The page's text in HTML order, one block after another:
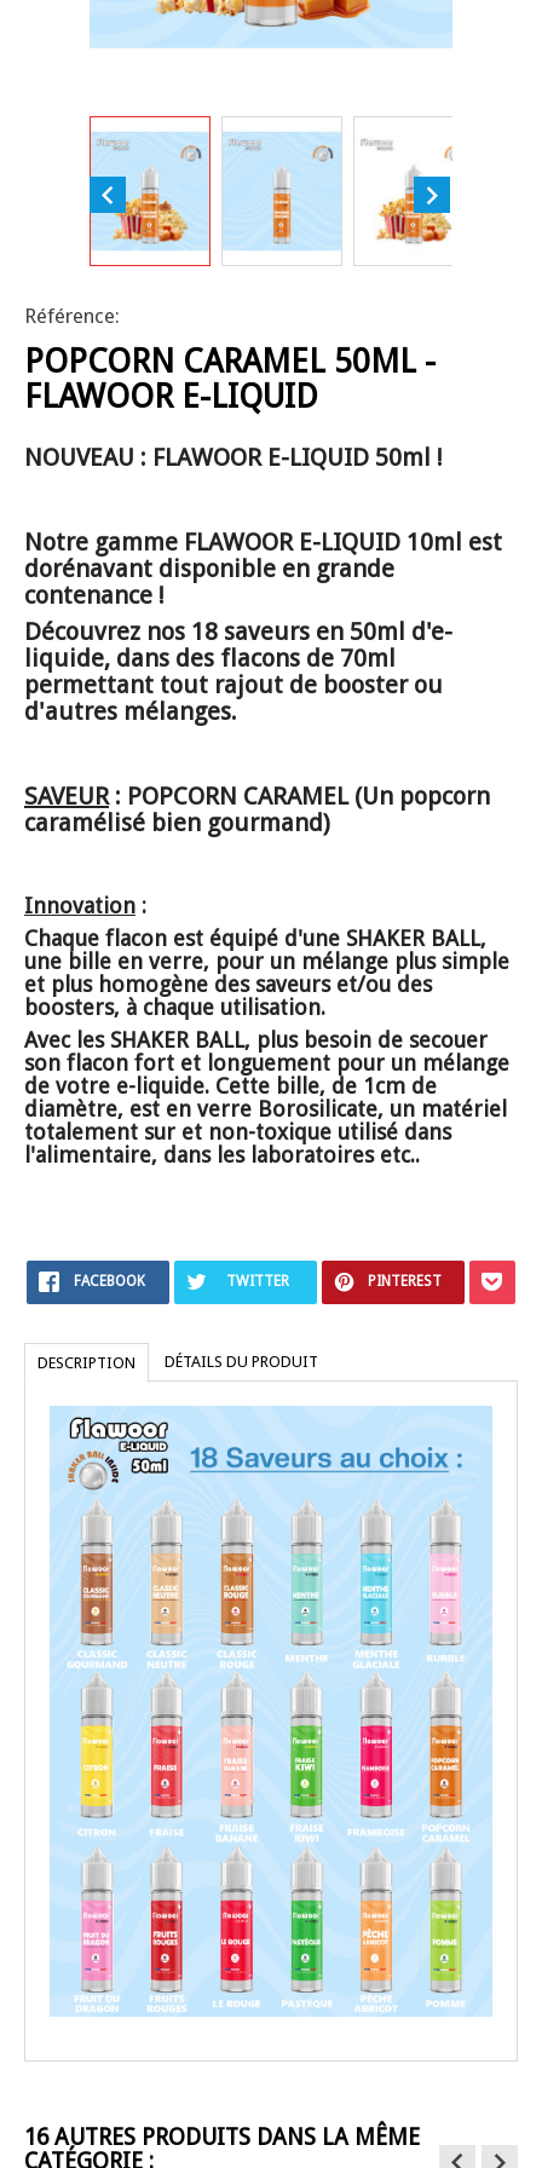
 
Référence:
POPCORN CARAMEL 50ML -
FLAWOOR E-LIQUID
NOUVEAU : FLAWOOR E-LIQUID 50ml !
Notre gamme FLAWOOR E-LIQUID 10ml est
dorénavant disponible en grande
contenance !
Découvrez nos 18 saveurs en 50ml d'e-
liquide, dans des flacons de 70ml
permettant tout rajout de booster ou
d'autres mélanges.
SAVEUR: POPCORN CARAMEL (Un popcorn
caramélisé bien gourmand)
Innovation :
Chaque flacon est équipé d'une SHAKER BALL,
une bille en verre, pour un mélange plus simple
et plus homogène des saveurs et/ou des
boosters, à chaque utilisation.
Avec les SHAKER BALL, plus besoin de secouer
son flacon fort et longuement pour un mélange
de votre e-liquide. Cette bille, de 1cm de
diamètre, est en verre Borosilicate, un matériel
totalement sur et non-toxique utilisé dans
l'alimentaire, dans les laboratoires etc..
FACEBOOK TWITTER PINTEREST
DESCRIPTION DÉTAILS DU PRODUIT
16 AUTRES PRODUITS DANS LA MÊME
CATÉGORIE :